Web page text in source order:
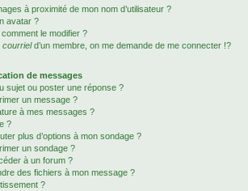
à proximité de mon nom d’utilisateur ?
avatar ?
le modifier ?
courrield’un membre, on me demande de me connecter !?
de messages
sujet ou poster une réponse ?
un message ?
à mes messages ?
?
plus d’options à mon sondage ?
un sondage ?
à un forum ?
des fichiers à mon message ?
?